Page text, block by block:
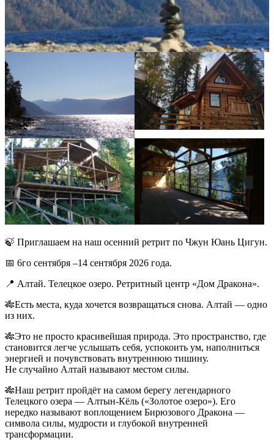
🍃 Приглашаем на наш осенний ретрит по Чжун Юань Цигун.
📅 6го сентября –14 сентября 2026 года.
📍 Алтай. Телецкое озеро. Ретритный центр «Дом Дракона».
🎋Есть места, куда хочется возвращаться снова. Алтай — одно
из них.
🎋Это не просто красивейшая природа. Это пространство, где
становится легче услышать себя, успокоить ум, наполниться
энергией и почувствовать внутреннюю тишину.
Не случайно Алтай называют местом силы.
🎋Наш ретрит пройдёт на самом берегу легендарного
Телецкого озера — Алтын-Кёль («Золотое озеро»). Его
нередко называют воплощением Бирюзового Дракона —
символа силы, мудрости и глубокой внутренней
трансформации.